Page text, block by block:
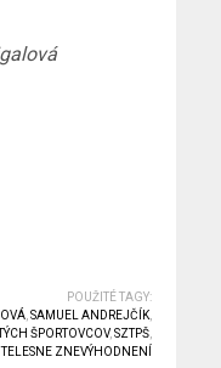
POUŽITÉ TAGY:
, SAMUEL ANDREJČÍK,
ŠPORTOVCOV, SZTPŠ,
TELESNE ZNEVÝHODNENÍ